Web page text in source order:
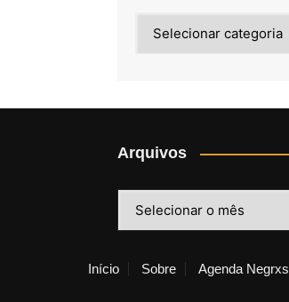
Arquivos
Início Sobre Agenda